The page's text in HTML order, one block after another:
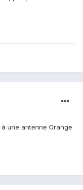
une antenne Orange